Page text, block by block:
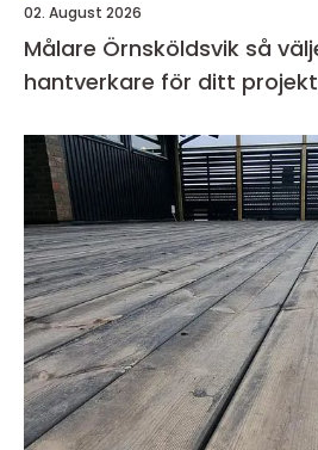
02. August 2026
Målare Örnsköldsvik så väljer du rätt
hantverkare för ditt projekt